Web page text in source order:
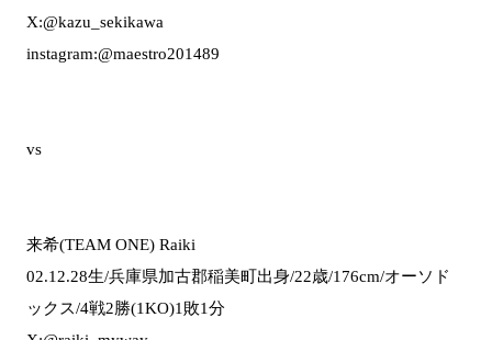
X:@kazu_sekikawa
instagram:@maestro201489
vs
来希(TEAM ONE) Raiki
02.12.28生/兵庫県加古郡稲美町出身/22歳/176cm/オーソド
ックス/4戦2勝(1KO)1敗1分